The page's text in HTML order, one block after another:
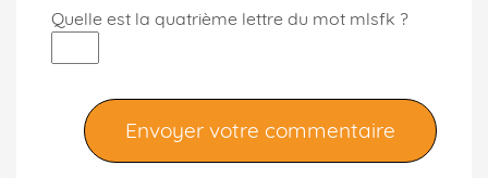
Quelle est la quatrième lettre du mot mlsfk ?
Envoyer votre commentaire